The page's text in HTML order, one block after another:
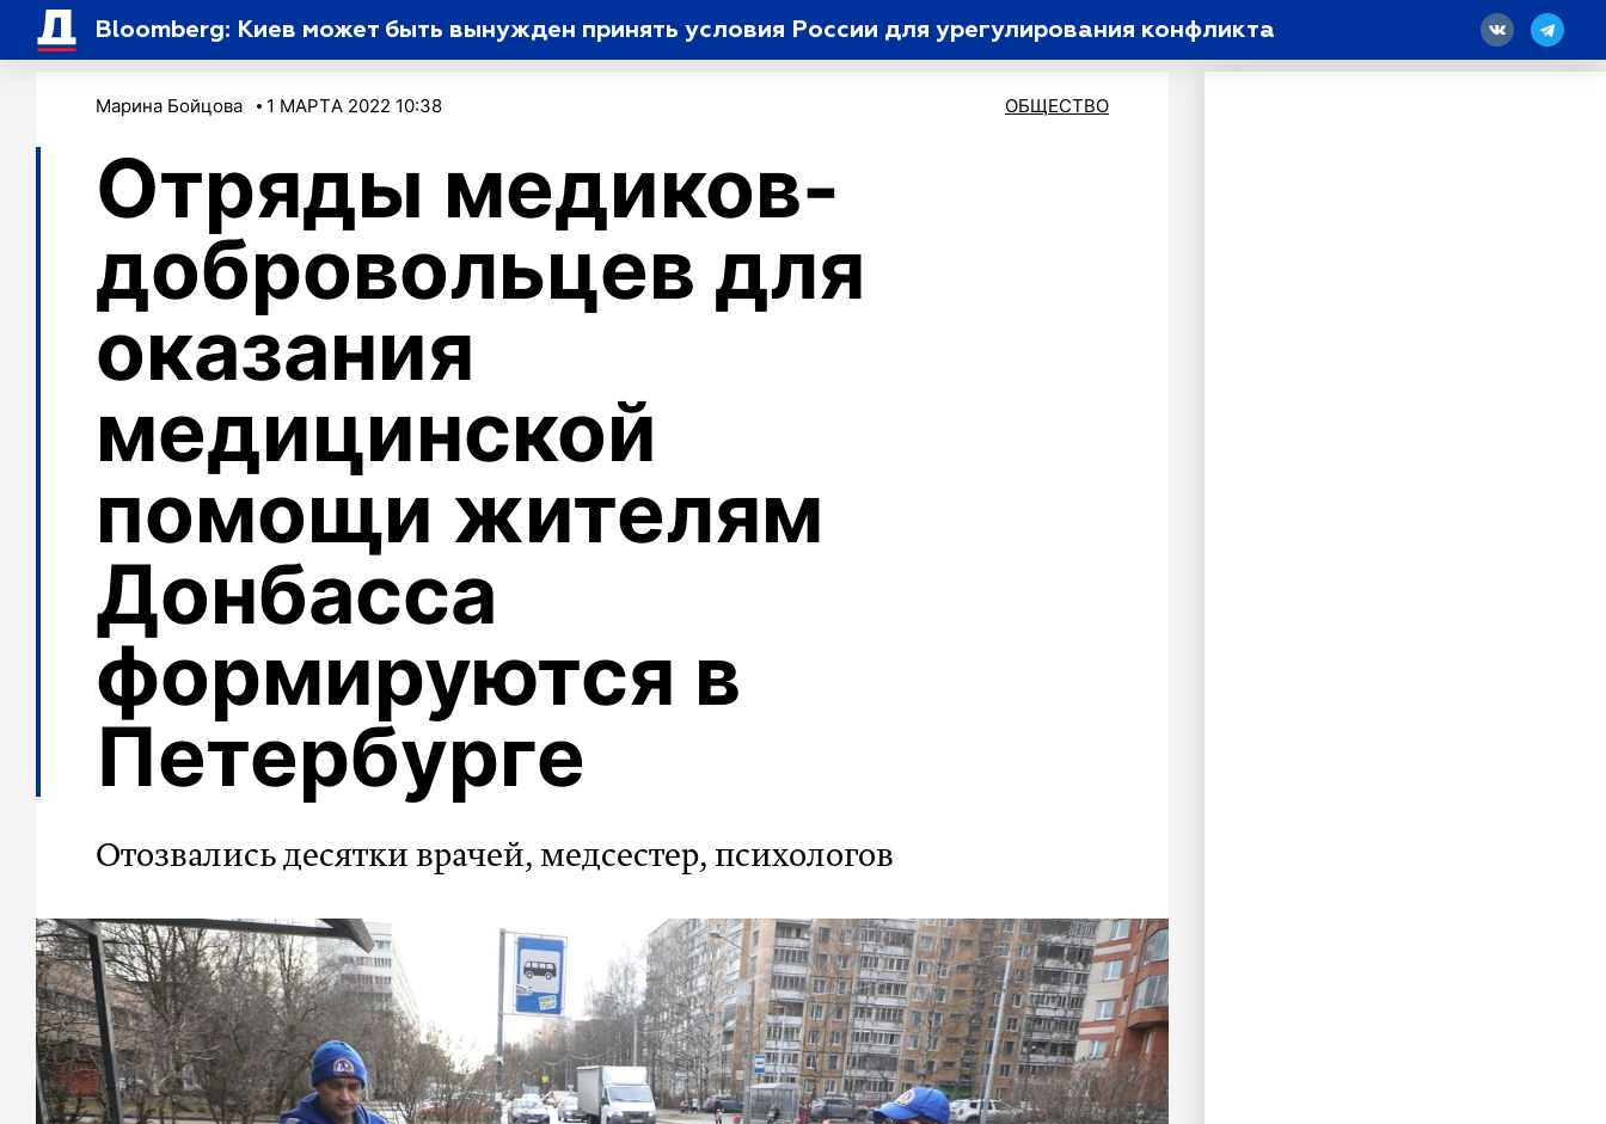
Bloomberg: Киев может быть вынужден принять условия России для урегулирования конфликта
Марина Бойцова 1 МАРТA 2022 10:38 ОБЩЕСТВО
Отряды медиков-
добровольцев для
оказания
медицинской
помощи жителям
Донбасса
формируются в
Петербурге
Отозвались десятки врачей, медсестер, психологов